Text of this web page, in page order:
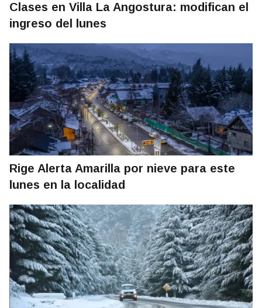
Clases en Villa La Angostura: modifican el
ingreso del lunes
Rige Alerta Amarilla por nieve para este
lunes en la localidad